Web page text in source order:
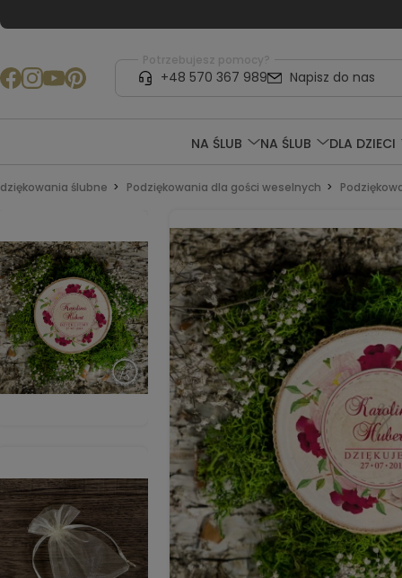
Potrzebujesz pomocy?
+48 570 367 989 Napisz do nas
NA ŚLUB NA ŚLUB DLA DZIECI
ślubne Podziękowania dla gości weselnych